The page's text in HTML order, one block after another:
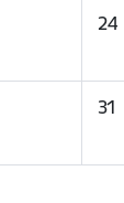
24
31